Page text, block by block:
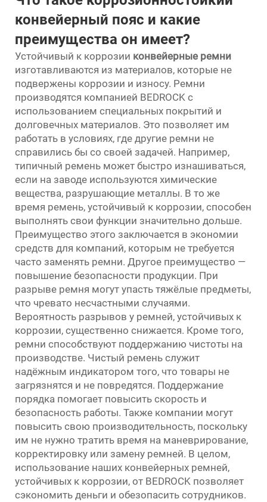
конвейерный пояс и какие
преимущества он имеет?
Устойчивый к коррозии конвейерные ремни
изготавливаются из материалов, которые не
подвержены коррозии и износу. Ремни
производятся компанией BEDROCK с
использованием специальных покрытий и
долговечных материалов. Это позволяет им
работать в условиях, где другие ремни не
справились бы со своей задачей. Например,
типичный ремень может быстро изнашиваться,
если на заводе используются химические
вещества, разрушающие металлы. В то же
время ремень, устойчивый к коррозии, способен
выполнять свои функции значительно дольше.
Преимущество этого заключается в экономии
средств для компаний, которым не требуется
часто заменять ремни. Другое преимущество —
повышение безопасности продукции. При
разрыве ремня могут упасть тяжёлые предметы,
что чревато несчастными случаями.
Вероятность разрывов у ремней, устойчивых к
коррозии, существенно снижается. Кроме того,
ремни способствуют поддержанию чистоты на
производстве. Чистый ремень служит
надёжным индикатором того, что товары не
загрязнятся и не повредятся. Поддержание
порядка помогает повысить скорость и
безопасность работы. Также компании могут
повысить свою производительность, поскольку
им не нужно тратить время на маневрирование,
корректировку или замену ремней. В целом,
использование наших конвейерных ремней,
устойчивых к коррозии, от BEDROCK позволяет
сэкономить деньги и обезопасить сотрудников.